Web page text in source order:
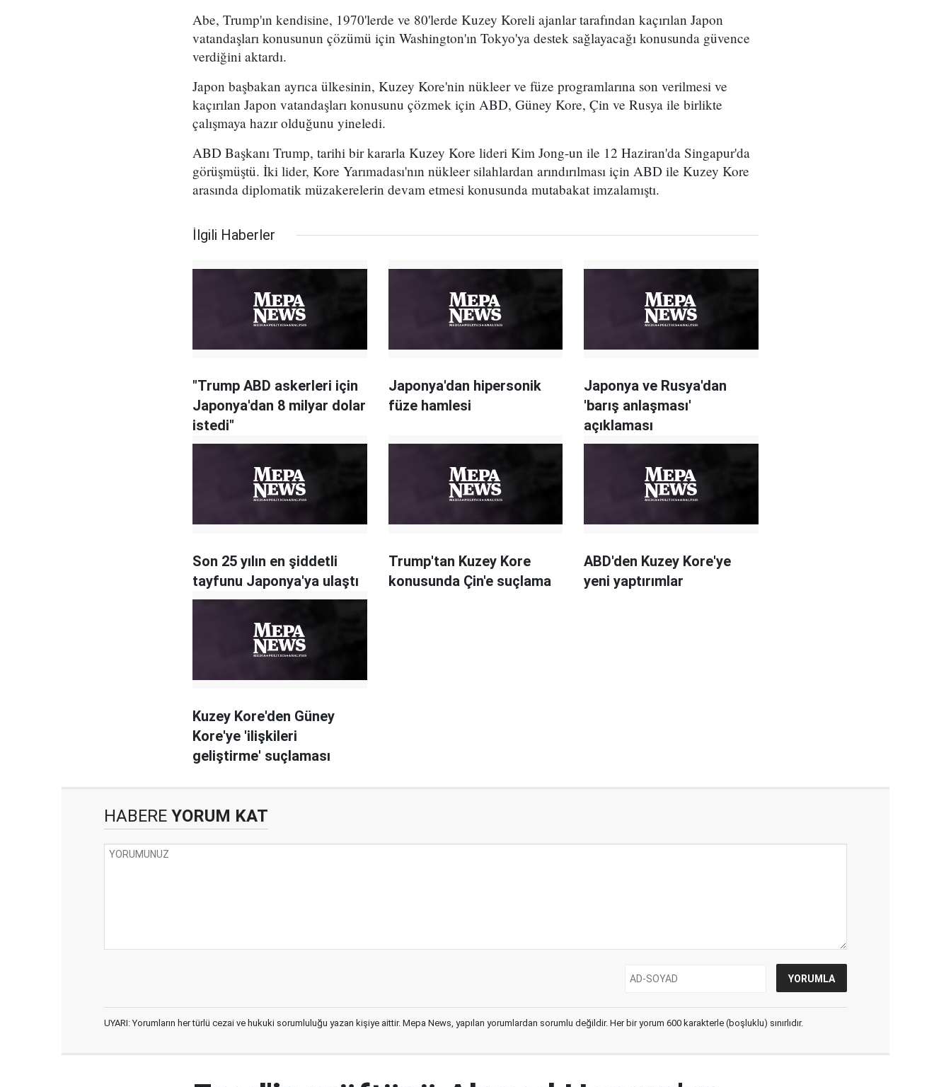
Abe, Trump'ın kendisine, 1970'lerde ve 80'lerde Kuzey Koreli ajanlar tarafından kaçırılan Japon
vatandaşları konusunun çözümü için Washington'ın Tokyo'ya destek sağlayacağı konusunda güvence
verdiğini aktardı.
Japon başbakan ayrıca ülkesinin, Kuzey Kore'nin nükleer ve füze programlarına son verilmesi ve
kaçırılan Japon vatandaşları konusunu çözmek için ABD, Güney Kore, Çin ve Rusya ile birlikte
çalışmaya hazır olduğunu yineledi.
ABD Başkanı Trump, tarihi bir kararla Kuzey Kore lideri Kim Jong-un ile 12 Haziran'da Singapur'da
görüşmüştü. İki lider, Kore Yarımadası'nın nükleer silahlardan arındırılması için ABD ile Kuzey Kore
arasında diplomatik müzakerelerin devam etmesi konusunda mutabakat imzalamıştı.
İlgili Haberler
"Trump ABD askerleri için
Japonya'dan 8 milyar dolar
istedi"
Japonya'dan hipersonik
füze hamlesi
Japonya ve Rusya'dan
'barış anlaşması'
açıklaması
Son 25 yılın en şiddetli
tayfunu Japonya'ya ulaştı
Trump'tan Kuzey Kore
konusunda Çin'e suçlama
ABD'den Kuzey Kore'ye
yeni yaptırımlar
Kuzey Kore'den Güney
Kore'ye 'ilişkileri
geliştirme' suçlaması
HABERE YORUM KAT
UYARI: Yorumların her türlü cezai ve hukuki sorumluluğu yazan kişiye aittir. Mepa News, yapılan yorumlardan sorumlu değildir. Her bir yorum 600 karakterle (boşluklu) sınırlıdır.